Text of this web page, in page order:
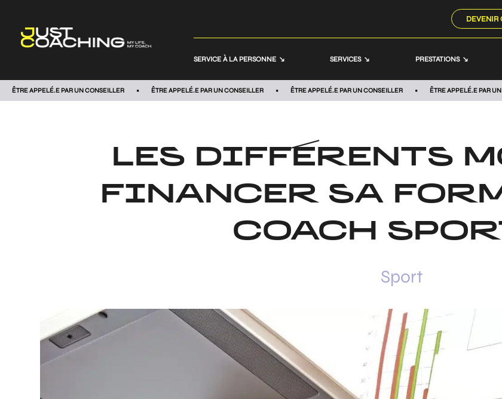
DEVENIR
SERVICE À LA PERSONNE SERVICES PRESTATIONS
ÊTRE APPELÉ.E PAR UN CONSEILLER ÊTRE APPELÉ.E PAR UN CONSEILLER ÊTRE APPELÉ.E PAR UN CONSEILLER ÊTRE APPELÉ.E PAR
LES DIFFÉRENTS
FINANCER SA
COACH
Sport